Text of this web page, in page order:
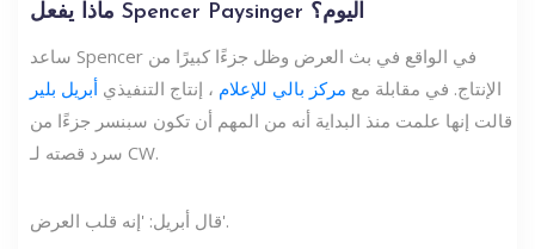
ماذا يفعل Spencer Paysinger اليوم؟
ساعد Spencer في الواقع في بث العرض وظل جزءًا كبيرًا من
الإنتاج. في مقابلة مع مركز بالي للإعلام ، إنتاج التنفيذي أبريل بلير
قالت إنها علمت منذ البداية أنه من المهم أن تكون سبنسر جزءًا من
سرد قصته لـ CW.
قال أبريل: 'إنه قلب العرض'.